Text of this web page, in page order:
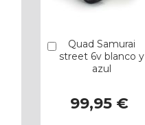
Quad Samurai
street 6v blanco y
azul
99,95 €
Añadir